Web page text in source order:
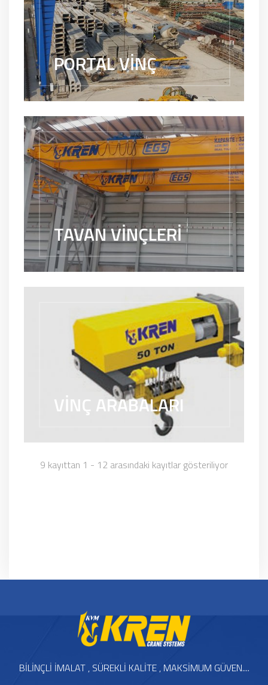
PORTAL VİNÇ
TAVAN VİNÇLERİ
VİNÇ ARABALARI
9 kayıttan 1 - 12 arasındaki kayıtlar gösteriliyor
BİLİNÇLİ İMALAT , SÜREKLİ KALİTE , MAKSİMUM GÜVEN....